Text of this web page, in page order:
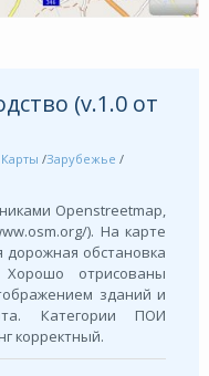
(v.1.0 от
Карты /Зарубежье /
Openstreetmap,
). На карте
дорожная обстановка
отрисованы
зданий и
Категории ПОИ
корректный.